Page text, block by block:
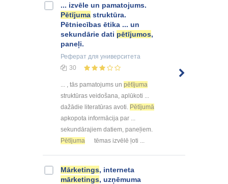
... izvēle un pamatojums.
Pētījuma struktūra.
Pētniecības ētika ... un
sekundārie dati pētījumos,
paneļi.
Реферат для университета
30
... , tās pamatojums un pētījuma
struktūras veidošana, aplūkoti ...
dažādie literatūras avoti. Pētījumā
apkopota informācija par ...
sekundārajiem datiem, paneļiem.
Pētījuma
tēmas izvēlē ļoti ...
Mārketings, interneta
mārketings, uzņēmuma